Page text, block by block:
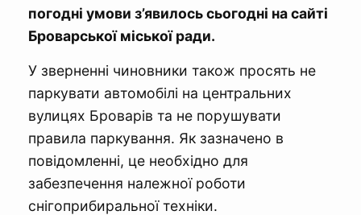
погодні умови з’явилось сьогодні на сайті
Броварської міської ради.
У зверненні чиновники також просять не
паркувати автомобілі на центральних
вулицях Броварів та не порушувати
правила паркування. Як зазначено в
повідомленні, це необхідно для
забезпечення належної роботи
снігоприбиральної техніки.